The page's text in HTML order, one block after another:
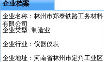
企业档案
企业名称：林州市郑泰铁路工务材料
有限公司
企业类型: 制造业
企业行业：仪器仪表
企业地址：河南省林州市定角工业区